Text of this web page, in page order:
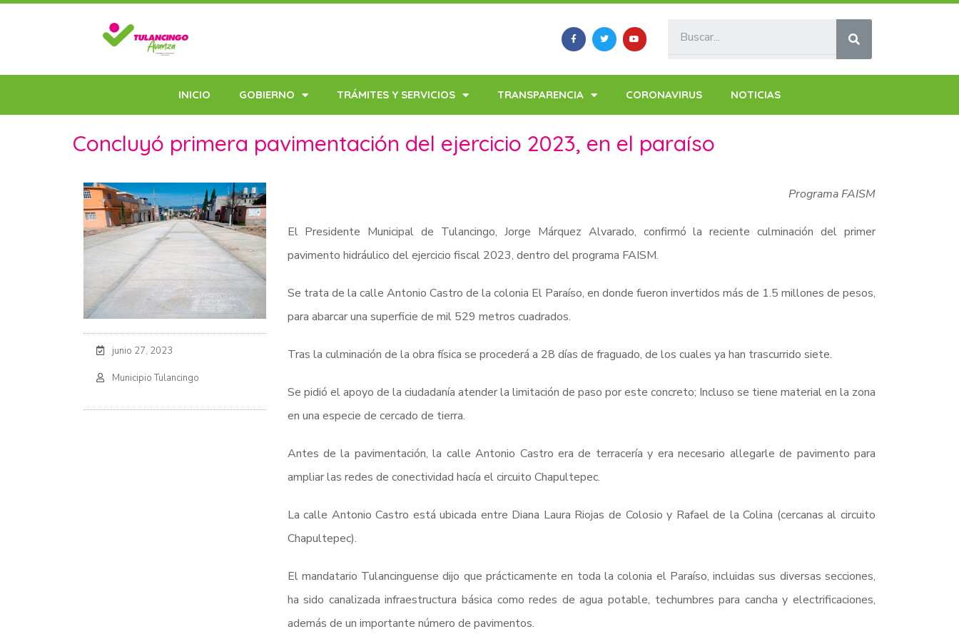
INICIO GOBIERNO TRÁMITES Y SERVICIOS TRANSPARENCIA CORONAVIRUS NOTICIAS
Concluyó primera pavimentación del ejercicio 2023, en el paraíso
junio 27, 2023
Municipio Tulancingo
Programa FAISM
El Presidente Municipal de Tulancingo, Jorge Márquez Alvarado, confirmó la reciente culminación del primer
pavimento hidráulico del ejercicio fiscal 2023, dentro del programa FAISM.
Se trata de la calle Antonio Castro de la colonia El Paraíso, en donde fueron invertidos más de 1.5 millones de pesos,
para abarcar una superficie de mil 529 metros cuadrados.
Tras la culminación de la obra física se procederá a 28 días de fraguado, de los cuales ya han trascurrido siete.
Se pidió el apoyo de la ciudadanía atender la limitación de paso por este concreto; Incluso se tiene material en la zona
en una especie de cercado de tierra.
Antes de la pavimentación, la calle Antonio Castro era de terracería y era necesario allegarle de pavimento para
ampliar las redes de conectividad hacía el circuito Chapultepec.
La calle Antonio Castro está ubicada entre Diana Laura Riojas de Colosio y Rafael de la Colina (cercanas al circuito
Chapultepec).
El mandatario Tulancinguense dijo que prácticamente en toda la colonia el Paraíso, incluidas sus diversas secciones,
ha sido canalizada infraestructura básica como redes de agua potable, techumbres para cancha y electrificaciones,
además de un importante número de pavimentos.